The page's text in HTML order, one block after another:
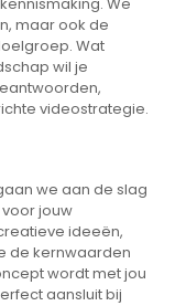
maar ook de
Wat
wil je
videostrategie.
we aan de slag
jouw
ideeën,
de kernwaarden
wordt met jou
aansluit bij